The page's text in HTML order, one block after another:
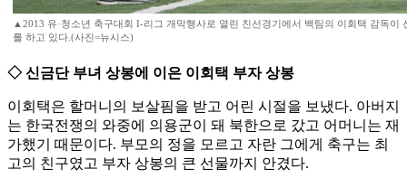
▲2013 유·청소년 축구대회 I-리그 개막행사로 열린 친선경기에서 백팀의 이회택 감독이
를 하고 있다.(사진=뉴시스)
◇ 신금단 부녀 상봉에 이은 이회택 부자 상봉
이회택은 할머니의 보살핌을 받고 어린 시절을 보냈다. 아버지
는 한국전쟁의 와중에 의용군이 돼 북한으로 갔고 어머니는 재
가했기 때문이다. 부모의 정을 모르고 자란 그에게 축구는 최
고의 친구였고 부자 상봉의 큰 선물까지 안겼다.